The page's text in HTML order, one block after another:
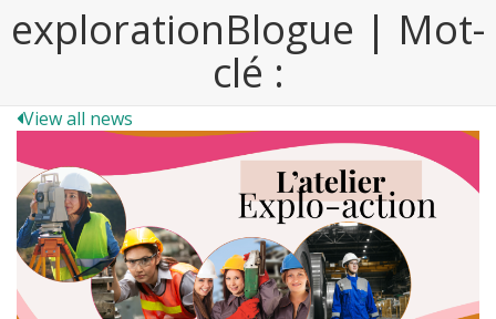
explorationBlogue | Mot-
clé :
View all news